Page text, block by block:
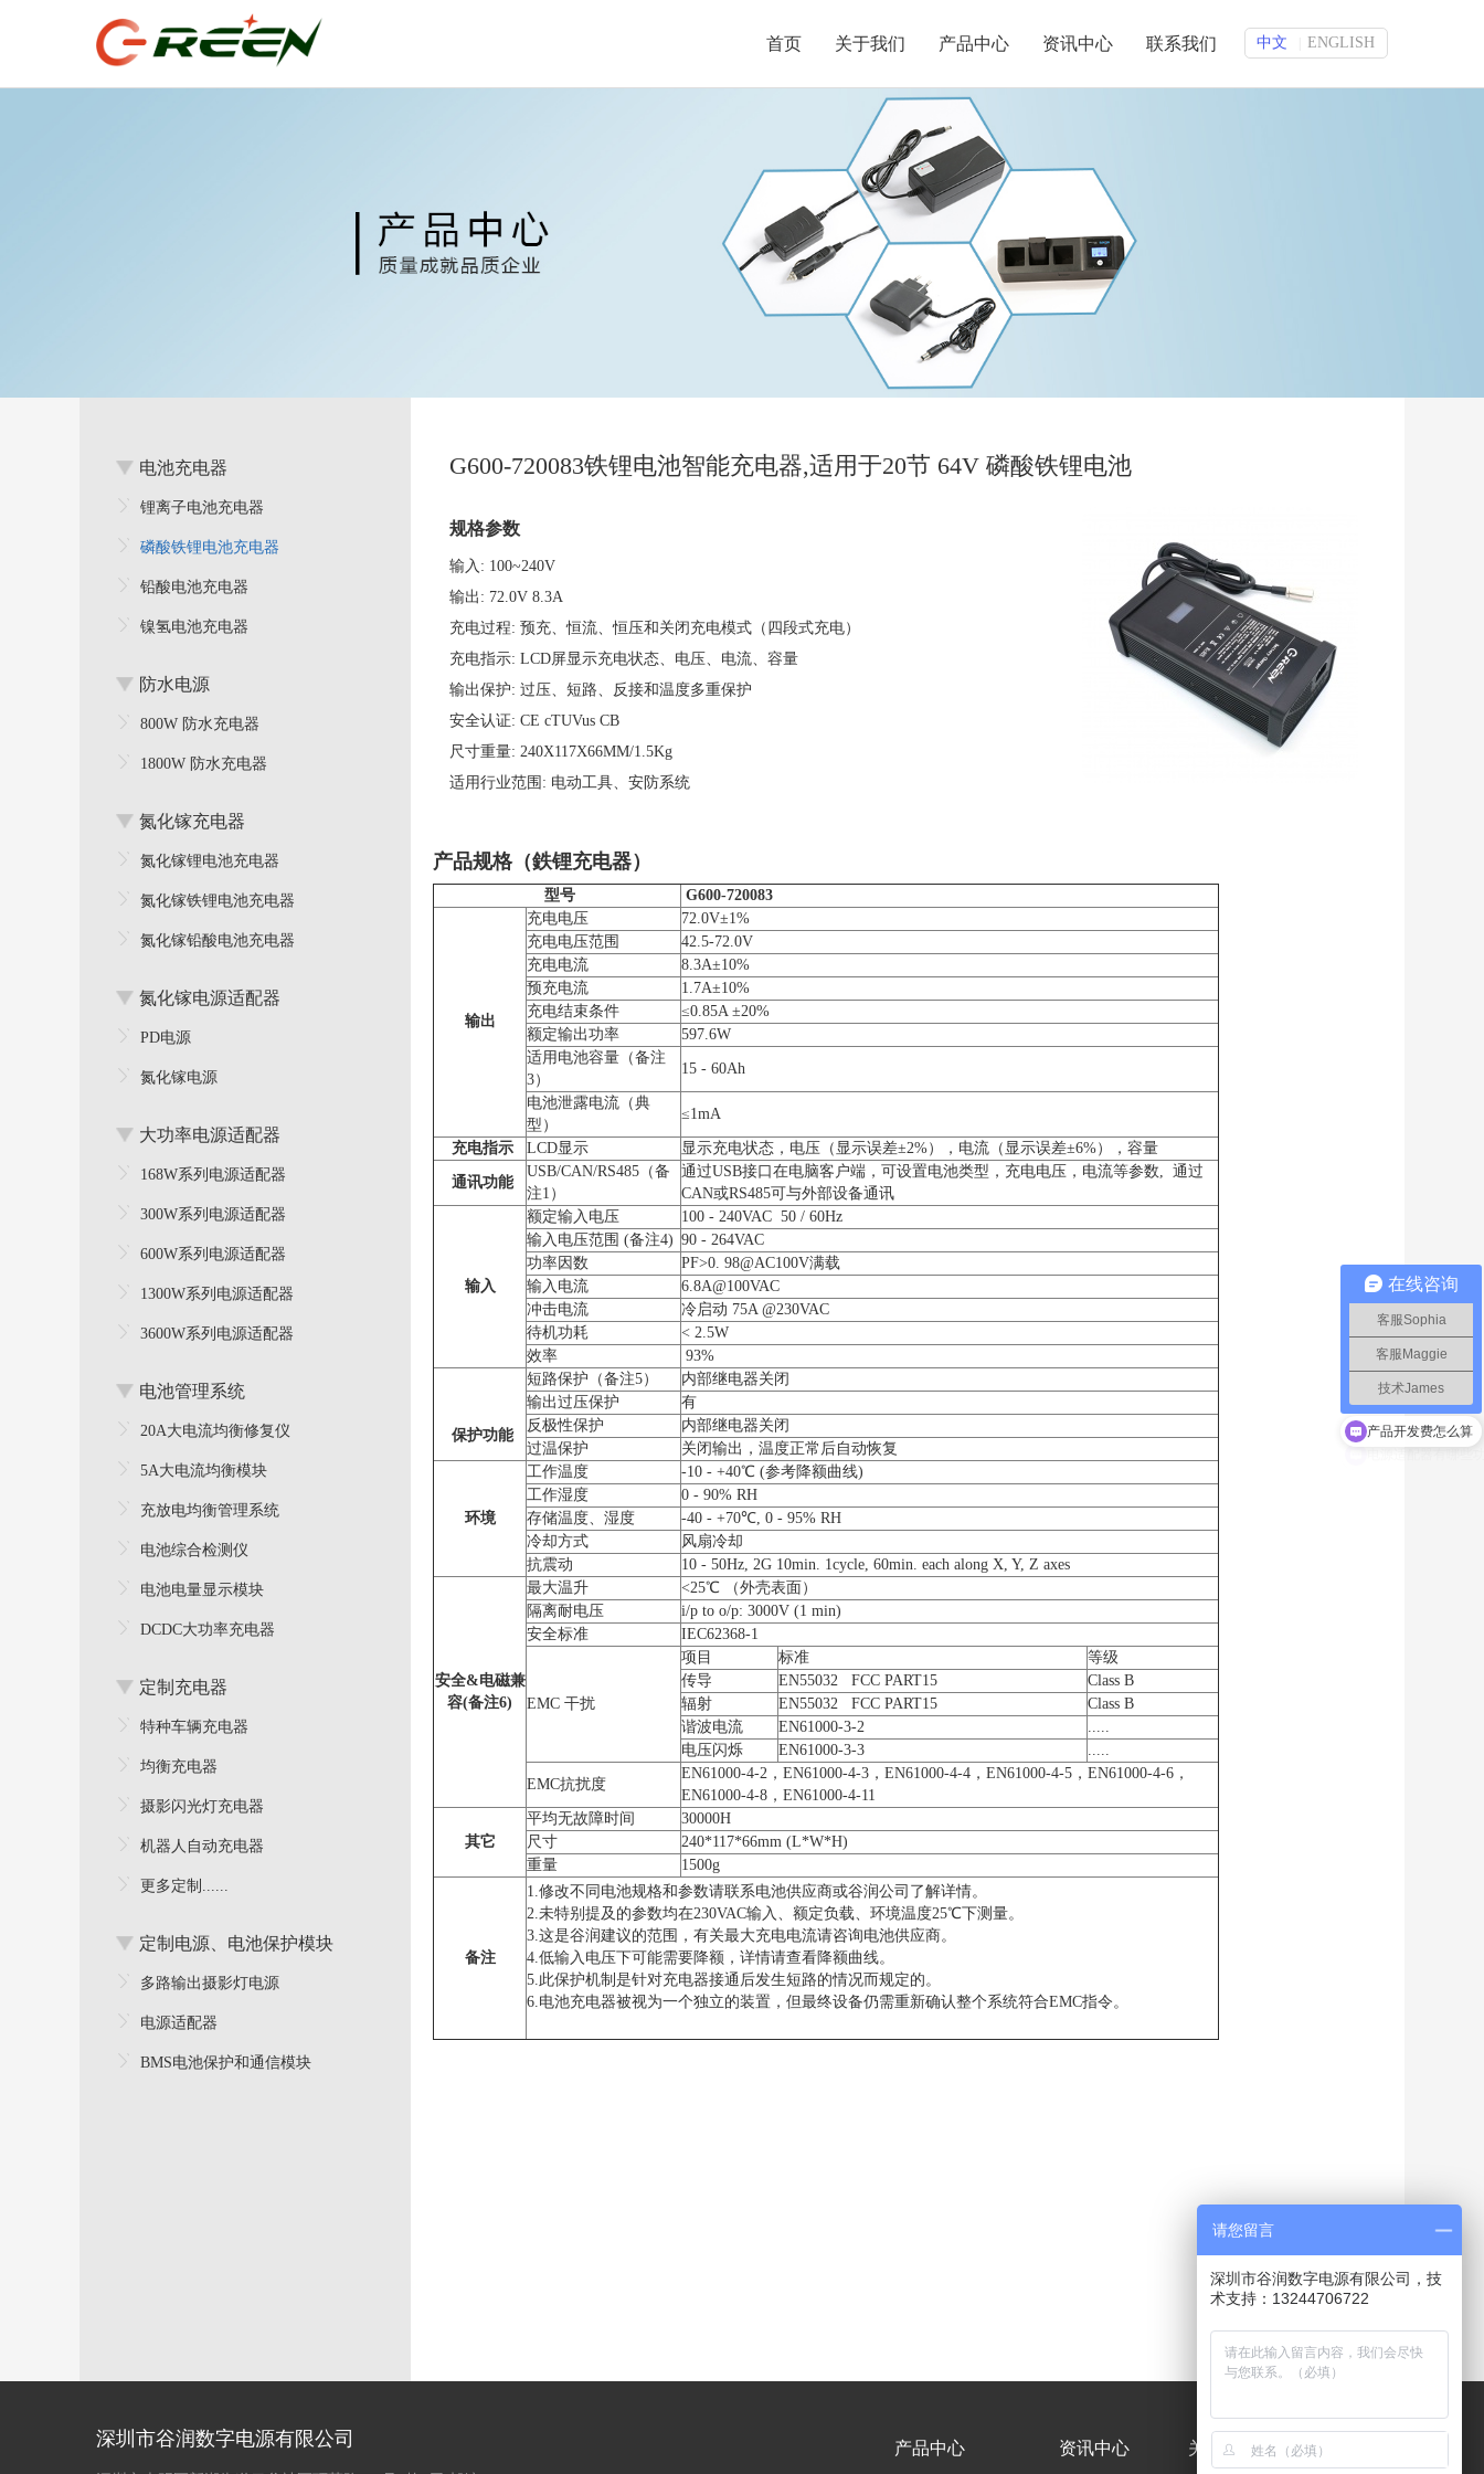
首页 关于我们 产品中心 资讯中心 联系我们 中文 ENGLISH
电池充电器
锂离子电池充电器
磷酸铁锂电池充电器
铅酸电池充电器
镍氢电池充电器
防水电源
800W 防水充电器
1800W 防水充电器
氮化镓充电器
氮化镓锂电池充电器
氮化镓铁锂电池充电器
氮化镓铅酸电池充电器
氮化镓电源适配器
PD电源
氮化镓电源
大功率电源适配器
168W系列电源适配器
300W系列电源适配器
600W系列电源适配器
1300W系列电源适配器
3600W系列电源适配器
电池管理系统
20A大电流均衡修复仪
5A大电流均衡模块
充放电均衡管理系统
电池综合检测仪
电池电量显示模块
DCDC大功率充电器
定制充电器
特种车辆充电器
均衡充电器
摄影闪光灯充电器
机器人自动充电器
更多定制......
定制电源、电池保护模块
多路输出摄影灯电源
电源适配器
BMS电池保护和通信模块
G600-720083铁锂电池智能充电器,适用于20节 64V 磷酸铁锂电池
规格参数
输入: 100~240V
输出: 72.0V 8.3A
充电过程: 预充、恒流、恒压和关闭充电模式（四段式充电）
充电指示: LCD屏显示充电状态、电压、电流、容量
输出保护: 过压、短路、反接和温度多重保护
安全认证: CE cTUVus CB
尺寸重量: 240X117X66MM/1.5Kg
适用行业范围: 电动工具、安防系统
产品规格（鉄锂充电器）
型号 G600-720083
输出
充电电压
72.0V±1%
充电电压范围
42.5-72.0V
充电电流
8.3A±10%
预充电流
1.7A±10%
充电结束条件
≤0.85A ±20%
额定输出功率
597.6W
适用电池容量（备注
3）
15 - 60Ah
电池泄露电流（典
型）
≤1mA
充电指示 LCD显示 显示充电状态，电压（显示误差±2%），电流（显示误差±6%），容量
通讯功能
USB/CAN/RS485（备
注1）
通过USB接口在电脑客户端，可设置电池类型，充电电压，电流等参数, 通过
CAN或RS485可与外部设备通讯
输入
额定输入电压
100 - 240VAC 50 / 60Hz
输入电压范围 (备注4) 90 - 264VAC
功率因数
PF>0. 98@AC100V满载
输入电流
6.8A@100VAC
冲击电流
冷启动 75A @230VAC
待机功耗
< 2.5W
效率
93%
保护功能
短路保护（备注5）
内部继电器关闭
输出过压保护
有
反极性保护
内部继电器关闭
过温保护
关闭输出，温度正常后自动恢复
环境
工作温度
-10 - +40℃ (参考降额曲线)
工作湿度
0 - 90% RH
存储温度、湿度
-40 - +70℃, 0 - 95% RH
冷却方式
风扇冷却
抗震动
10 - 50Hz, 2G 10min. 1cycle, 60min. each along X, Y, Z axes
安全&电磁兼
容(备注6)
最大温升
<25℃ （外壳表面）
隔离耐电压
i/p to o/p: 3000V (1 min)
安全标准
IEC62368-1
EMC 干扰
项目 标准
等级
传导
EN55032 FCC PART15
Class B
辐射
EN55032 FCC PART15
Class B
谐波电流
EN61000-3-2
.....
电压闪烁
EN61000-3-3 .....
EMC抗扰度
EN61000-4-2，EN61000-4-3，EN61000-4-4，EN61000-4-5，EN61000-4-6，
EN61000-4-8，EN61000-4-11
其它
平均无故障时间
30000H
尺寸
240*117*66mm (L*W*H)
重量
1500g
备注
1.修改不同电池规格和参数请联系电池供应商或谷润公司了解详情。
2.未特别提及的参数均在230VAC输入、额定负载、环境温度25℃下测量。
3.这是谷润建议的范围，有关最大充电电流请咨询电池供应商。
4.低输入电压下可能需要降额，详情请查看降额曲线。
5.此保护机制是针对充电器接通后发生短路的情况而规定的。
6.电池充电器被视为一个独立的装置，但最终设备仍需重新确认整个系统符合EMC指令。
深圳市谷润数字电源有限公司 产品中心 资讯中心 关于我们 联系我们
在线咨询
客服Sophia
客服Maggie
技术James
产品开发费怎么算
请您留言
深圳市谷润数字电源有限公司，技
术支持：13244706722